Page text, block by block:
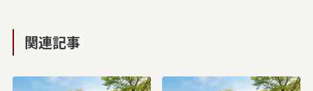
関連記事